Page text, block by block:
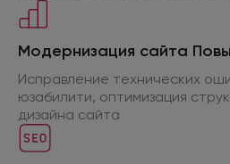
Модернизация сайта
Исправление технических
юзабилити, оптимизация
дизайна сайта